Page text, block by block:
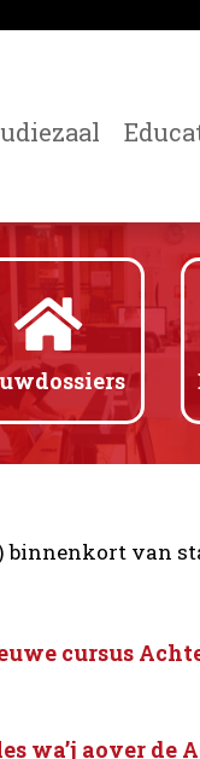
binnenkort van
cursus
wa’j aover de